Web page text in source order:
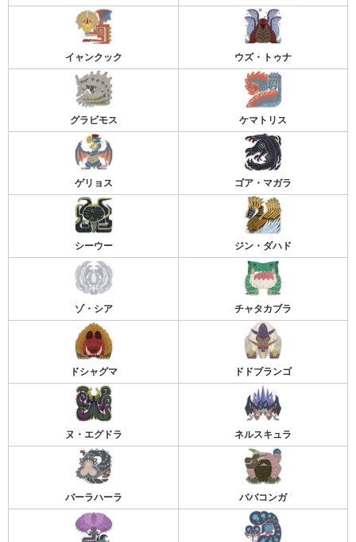
イャンクック ウズ・トゥナ
グラビモス ケマトリス
ゲリョス ゴア・マガラ
シーウー ジン・ダハド
ゾ・シア チャタカブラ
ドシャグマ ドドブランゴ
ヌ・エグドラ ネルスキュラ
バーラハーラ ババコンガ